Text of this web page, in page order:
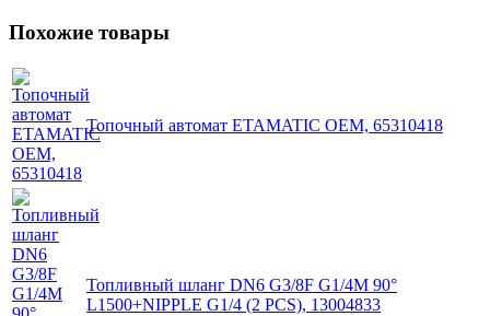
Похожие товары
Топочный автомат ETAMATIC OEM, 65310418
Топливный шланг DN6 G3/8F G1/4M 90°
L1500+NIPPLE G1/4 (2 PCS), 13004833